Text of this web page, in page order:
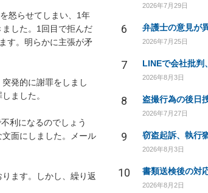
怒らせてしまい、1年
した。1回目で拒んだ
す。明らかに主張が矛
発的に謝罪をしまし
ました。
利になるのでしょう
面にしました。メール
ます。しかし、繰り返
2026年7月29日
6
2026年7月25日
7
2026年8月3日
8
2026年7月27日
9 窃盗起訴、執行
2026年8月3日
10
2026年8月2日